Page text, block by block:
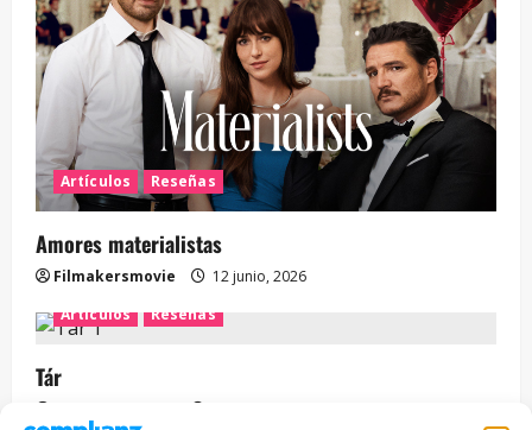
Artículos Reseñas
Amores materialistas
Filmakersmovie
12 junio, 2026
Artículos
Reseñas
Tár